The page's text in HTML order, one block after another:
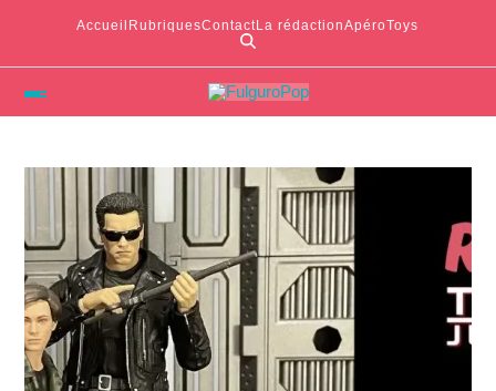
Accueil RubriquesContactLa rédactionApéroToys